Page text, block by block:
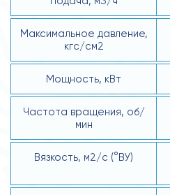
Максимальное давление,
кгс/см2
Мощность, кВт
Частота вращения, об/
мин
Вязкость, м2/с (°ВУ)